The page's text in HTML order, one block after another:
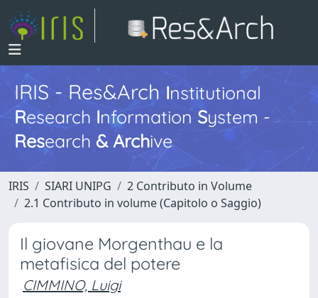
IRIS - Res&ArchInstitutional
Research InformationSystem -
Research & Archive
IRIS SIARI UNIPG
2 Contributo in Volume
2.1 Contributo in volume (Capitolo o Saggio)
Il giovane Morgenthau e la
metafisica del potere
CIMMINO, Luigi